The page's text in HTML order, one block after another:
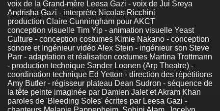
voix de la Grand-mère Leesa Gazi - voix de Jui Sreya
Andrisha Gazi - interprète Nicolas Ricchini
production Claire Cunningham pour AKCT
conception visuelle Tim Yip - animation visuelle Yeast
Culture - conception costumes Kimie Nakano - conception
sonore et Ingénieur vidéo Alex Stein - ingénieur son Steve
Parr - adaptation et réalisation costumes Martina Trottmann
- production technique Sander Loonen (Arp Theatre) -
coordination technique Ed Yetton - direction des répétitions
Amy Butler - régisseur plateau Dean Sudron - séquence de
la tête peinte imaginée par Damien Jalet et Akram Khan
paroles de 'Bleeding Soles' écrites par Leesa Gazi -